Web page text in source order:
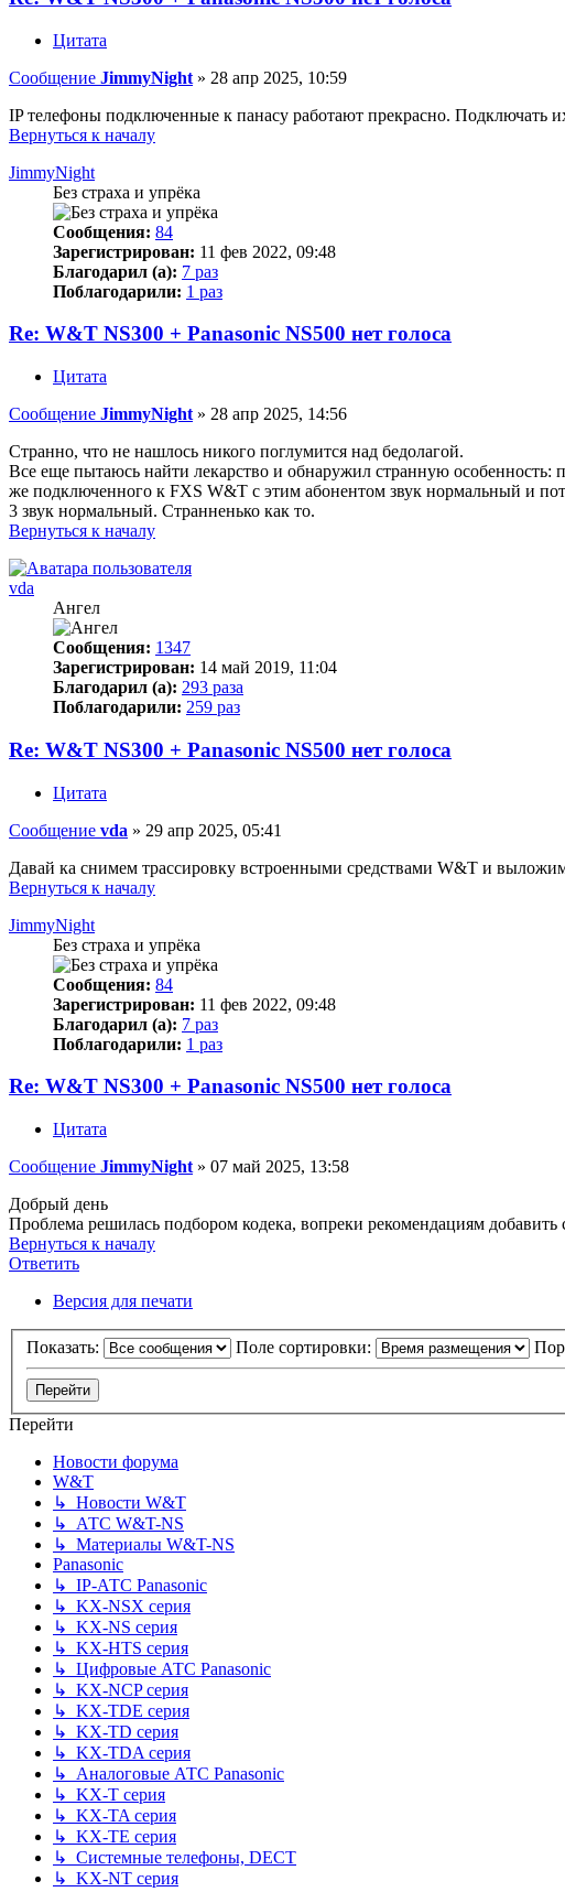
Цитата
Сообщение JimmyNight » 28 апр 2025, 10:59
IP телефоны подключенные к панасу работают прекрасно. Подключать
Вернуться к началу
JimmyNight
Без страха и упрёка
Сообщения: 84
Зарегистрирован: 11 фев 2022, 09:48
Благодарил (а): 7 раз
Поблагодарили: 1 раз
Re: W&T NS300 + Panasonic NS500 нет голоса
Цитата
Сообщение JimmyNight » 28 апр 2025, 14:56
Странно, что не нашлось никого поглумится над бедолагой.
Все еще пытаюсь найти лекарство и обнаружил странную особенность:
же подключенного к FXS W&T с этим абонентом звук нормальный и
3 звук нормальный. Странненько как то.
Вернуться к началу
vda
Ангел
Сообщения: 1347
Зарегистрирован: 14 май 2019, 11:04
Благодарил (а): 293 раза
Поблагодарили: 259 раз
Re: W&T NS300 + Panasonic NS500 нет голоса
Цитата
Сообщение vda » 29 апр 2025, 05:41
Давай ка снимем трассировку встроенными средствами W&T и
Вернуться к началу
JimmyNight
Без страха и упрёка
Сообщения: 84
Зарегистрирован: 11 фев 2022, 09:48
Благодарил (а): 7 раз
Поблагодарили: 1 раз
Re: W&T NS300 + Panasonic NS500 нет голоса
Цитата
Сообщение JimmyNight » 07 май 2025, 13:58
Добрый день
Проблема решилась подбором кодека, вопреки рекомендациям добавить
Вернуться к началу
Ответить
Версия для печати
Показать: Поле сортировки:
Перейти
Новости форума
W&T
↳ Новости W&T
↳ АТС W&T-NS
↳ Материалы W&T-NS
Panasonic
↳ IP-АТС Panasonic
↳ KX-NSX серия
↳ KX-NS серия
↳ KX-HTS серия
↳ Цифровые АТС Panasonic
↳ KX-NCP серия
↳ KX-TDE серия
↳ KX-TD серия
↳ KX-TDA серия
↳ Аналоговые АТС Panasonic
↳ KX-T серия
↳ KX-TA серия
↳ KX-TE серия
↳ Системные телефоны, DECT
↳ KX-NT серия